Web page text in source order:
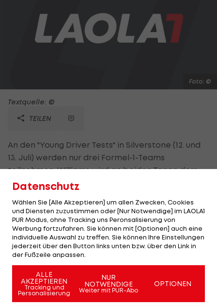
Foto: ©
Textquelle: ©
TEILEN
An den "Young Driver Tests" in Silverstone (12. und
13. Juli) werden nur drei Formel-1-Teams
teilnehmen. Williams wird an beiden Tagen dem
finnischen Ersatzfahrer Valtteri Bottas (22) eine
britischen GP2-Piloten Max Chilton (21), den
anderen wird der Indonesier Rio Haryanto
bestreiten. Das Hispania Racing Team ermöglicht
dem chinesischen Tourenwagen-Piloten Ma Qing
Hua (24) seinen ersten Formel-1-Test.
Mehr zum Thema
Datenschutz
Wählen Sie [Alle Akzeptieren] um allen Zwecken, Cookies
und Diensten zuzustimmen oder [Nur Notwendige] im LAOLA1
PUR Modus, ohne Tracking uns Peronsalisierung von
Werbung fortzufahren. Sie können mit [Optionen] auch eine
individuelle Auswahl zu treffen. Sie können Ihre Einstellungen
jederzeit über den Button links unten bzw. über den Link in
der Fußzeile anpassen.
ALLE
AKZEPTIEREN
Tracking und
Personalisierung
NUR
NOTWENDIGE
Weiter mit PUR-Abo
OPTIONEN